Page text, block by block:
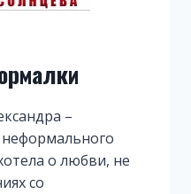
–
о любви, не
со